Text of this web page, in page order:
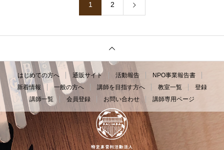
1 2
はじめての方へ 通販サイト 活動報告
NPO事業報告書
新着情報
一般の方へ 講師を目指す方へ 教室一覧
登録
講師一覧
会員登録 お問い合わせ 講師専用ページ